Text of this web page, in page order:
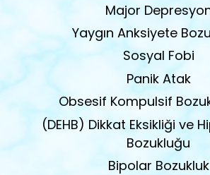
Major
Yaygın Anksiyete
Sosyal Fobi
Panik Atak
Obsesif Kompulsif
(DEHB) Dikkat Eksikliği ve
Bozukluğu
Bipolar Bozukluk